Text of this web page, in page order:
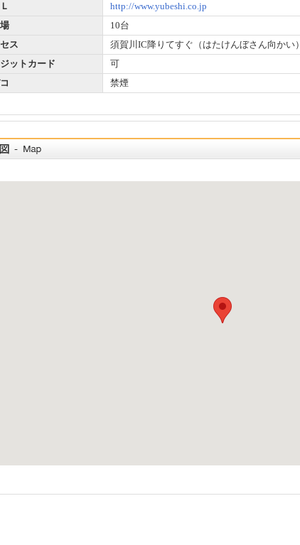
http://www.yubeshi.co.jp
10台
ス
須賀川IC降りてすぐ（はたけんぼさん向かい）
ットカード
可
禁煙